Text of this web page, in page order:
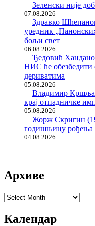
Зеленски није
07.08.2026
Здравко
уредник
бољи свет
06.08.2026
Ђедовић
НИС ће обезбедити
дериватима
05.08.2026
Владимир
крај отпадничке
05.08.2026
Жорж Скригин
годишњицу рођења
04.08.2026
Архиве
Архиве
Календар